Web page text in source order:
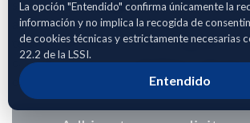
su localización geográfica precisa, la
asociada a cada unidad de explotación y el
tenencia del cultivo (secano o regadío).
caracterizar de forma detallada la
olivar y su tipología productiva.
La opción "Entendido" confirma únicamente la
información y no implica la recogida de
de cookies técnicas y estrictamente necesarias
22.2 de la LSSI.
Entendido